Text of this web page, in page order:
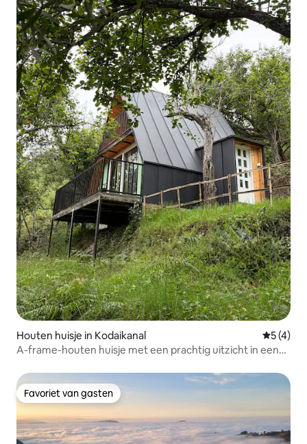
Houten huisje in Kodaikanal
5 (4)
A-frame-houten huisje met een prachtig uitzicht in een
Favoriet van gasten
Favoriet van gasten